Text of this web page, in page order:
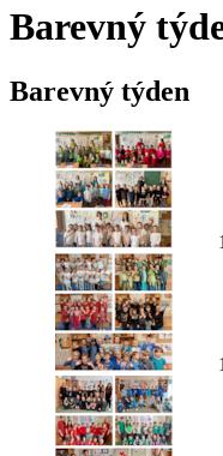
Barevný
Barevný týden